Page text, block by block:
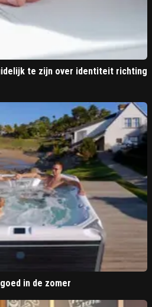
te zijn over identiteit richting
in de zomer